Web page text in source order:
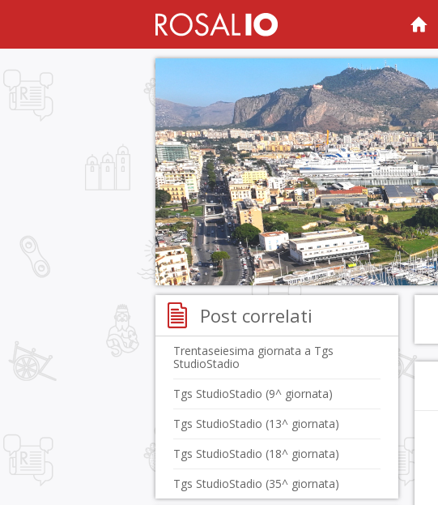
Post correlati
Trentaseiesima giornata a Tgs
StudioStadio
Tgs StudioStadio (9^ giornata)
Tgs StudioStadio (13^ giornata)
Tgs StudioStadio (18^ giornata)
Tgs StudioStadio (35^ giornata)